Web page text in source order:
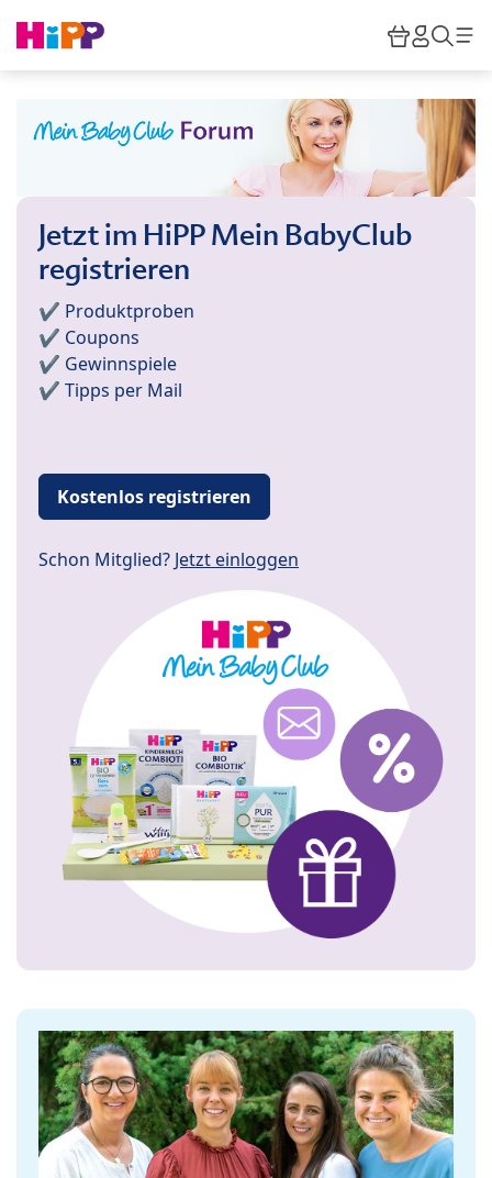
HiPP
Jetzt im HiPP Mein BabyClub
registrieren
✔️ Produktproben
✔️ Coupons
✔️ Gewinnspiele
✔️ Tipps per Mail
Kostenlos registrieren
Schon Mitglied? Jetzt einloggen